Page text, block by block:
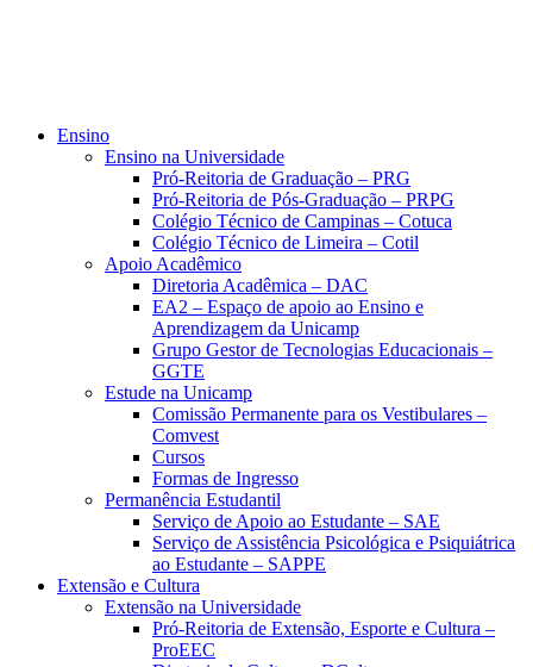
Ensino
Ensino na Universidade
Pró-Reitoria de Graduação – PRG
Pró-Reitoria de Pós-Graduação – PRPG
Colégio Técnico de Campinas – Cotuca
Colégio Técnico de Limeira – Cotil
Apoio Acadêmico
Diretoria Acadêmica – DAC
EA2 – Espaço de apoio ao Ensino e
Aprendizagem da Unicamp
Grupo Gestor de Tecnologias Educacionais –
GGTE
Estude na Unicamp
Comissão Permanente para os Vestibulares –
Comvest
Cursos
Formas de Ingresso
Permanência Estudantil
Serviço de Apoio ao Estudante – SAE
Serviço de Assistência Psicológica e Psiquiátrica
ao Estudante – SAPPE
Extensão e Cultura
Extensão na Universidade
Pró-Reitoria de Extensão, Esporte e Cultura –
ProEEC